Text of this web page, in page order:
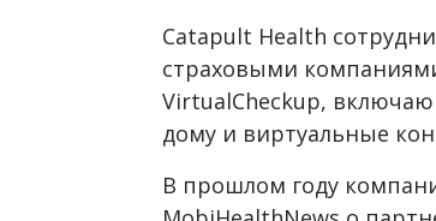
Catapult Health
страховыми
VirtualCheckup,
дому и виртуальные
В прошлом году